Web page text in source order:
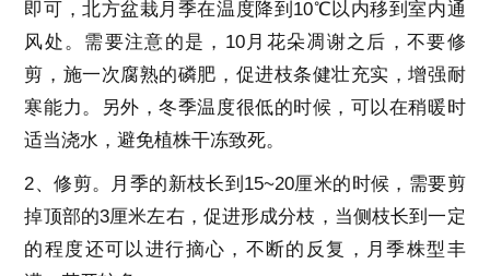
即可，北方盆栽月季在温度降到10℃以内移到室内通
风处。需要注意的是，10月花朵凋谢之后，不要修
剪，施一次腐熟的磷肥，促进枝条健壮充实，增强耐
寒能力。另外，冬季温度很低的时候，可以在稍暖时
适当浇水，避免植株干冻致死。
2、修剪。月季的新枝长到15~20厘米的时候，需要剪
掉顶部的3厘米左右，促进形成分枝，当侧枝长到一定
的程度还可以进行摘心，不断的反复，月季株型丰